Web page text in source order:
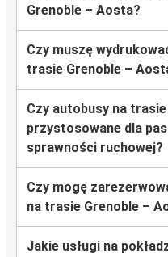
Grenoble – Aosta?
Czy muszę
trasie Grenoble –
Czy autobusy na
przystosowane dla
sprawności ruchowej?
Czy mogę
na trasie Grenoble –
Jakie usługi na